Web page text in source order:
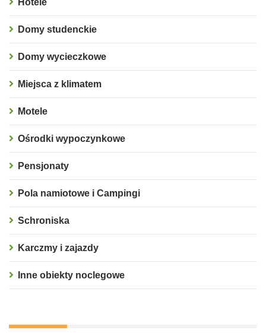
Domy studenckie
Domy wycieczkowe
Miejsca z klimatem
Motele
Ośrodki wypoczynkowe
Pensjonaty
Pola namiotowe i Campingi
Schroniska
Karczmy i zajazdy
Inne obiekty noclegowe